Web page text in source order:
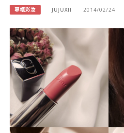
專櫃彩妝 JUJUXII 2014/02/24